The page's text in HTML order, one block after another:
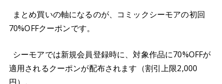
まとめ買いの軸になるのが、コミックシーモアの初回
70%OFFクーポンです。
シーモアでは新規会員登録時に、対象作品に70%OFFが
適用されるクーポンが配布されます（割引上限2,000